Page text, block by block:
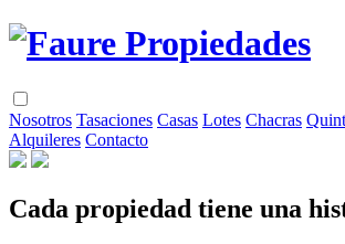
Nosotros Tasaciones Casas Lotes Chacras
Alquileres Contacto
Cada propiedad tiene una